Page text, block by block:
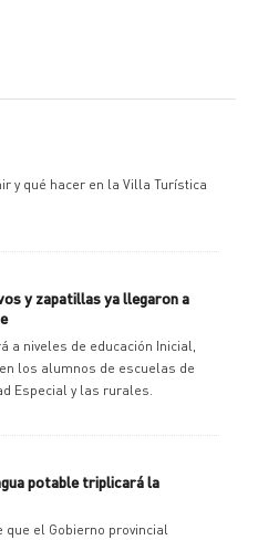
y qué hacer en la Villa Turística
y zapatillas ya llegaron a
a niveles de educación Inicial,
los alumnos de escuelas de
Especial y las rurales.
potable triplicará la
que el Gobierno provincial